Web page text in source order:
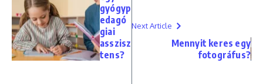
gyógyp
edagó
giai
asszisz
tens?
Next Article
Mennyit keres egy
fotográfus?